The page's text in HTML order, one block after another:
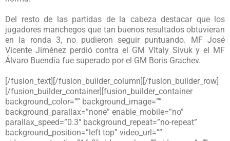
Del resto de las partidas de la cabeza destacar que los
jugadores manchegos que tan buenos resultados obtuvieran
en la ronda 3, no pudieron seguir puntuando. MF José
Vicente Jiménez perdió contra el GM Vitaly Sivuk y el MF
Álvaro Buendía fue superado por el GM Boris Grachev.
[/fusion_text][/fusion_builder_column][/fusion_builder_row]
[/fusion_builder_container][fusion_builder_container
background_color=”” background_image=””
background_parallax=”none” enable_mobile=”no”
parallax_speed=”0.3″ background_repeat=”no-repeat”
background_position=”left top” video_url=””